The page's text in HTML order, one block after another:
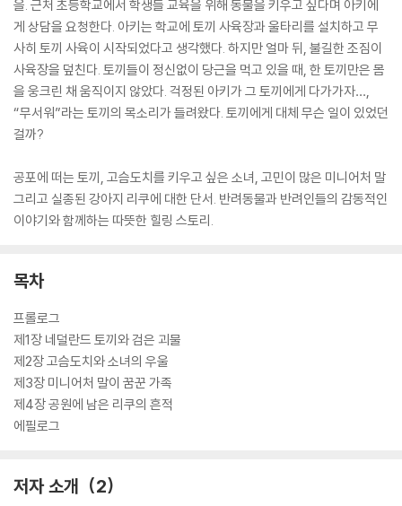
을. 근처 초등학교에서 학생들 교육을 위해 동물을 키우고 싶다며 아키에
게 상담을 요청한다. 아키는 학교에 토끼 사육장과 울타리를 설치하고 무
사히 토끼 사육이 시작되었다고 생각했다. 하지만 얼마 뒤, 불길한 조짐이
사육장을 덮친다. 토끼들이 정신없이 당근을 먹고 있을 때, 한 토끼만은 몸
을 웅크린 채 움직이지 않았다. 걱정된 아키가 그 토끼에게 다가가자…,
“무서워”라는 토끼의 목소리가 들려왔다. 토끼에게 대체 무슨 일이 있었던
걸까?
공포에 떠는 토끼, 고슴도치를 키우고 싶은 소녀, 고민이 많은 미니어처 말
그리고 실종된 강아지 리쿠에 대한 단서. 반려동물과 반려인들의 감동적인
이야기와 함께하는 따뜻한 힐링 스토리.
목차
프롤로그
제1장 네덜란드 토끼와 검은 괴물
제2장 고슴도치와 소녀의 우울
제3장 미니어처 말이 꿈꾼 가족
제4장 공원에 남은 리쿠의 흔적
에필로그
저자 소개 2